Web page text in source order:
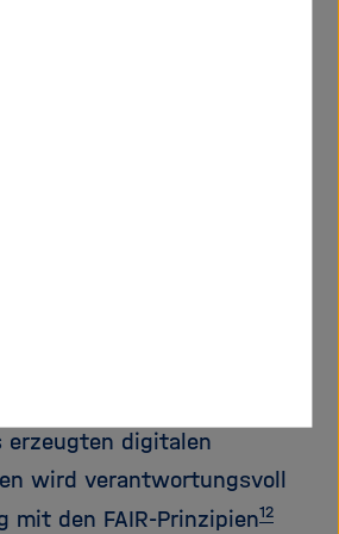
zum Umgang mit
guter
Praxis”
für die
dienen weiterhin als
stellen zusätzlich
Aspekte eingehalten
erzeugten digitalen
wird verantwortungsvoll
mit den FAIR-Prinzipien12